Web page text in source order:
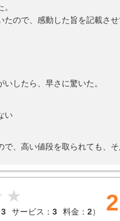
たので、感動した旨を記載さ
したら、早さに驚いた。
い
で、高い値段を取られても、
3 サービス： 3 料金： 2） 2